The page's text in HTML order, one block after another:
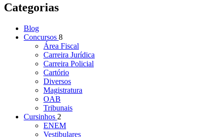
Categorias
Blog
Concursos 8
Área Fiscal
Carreira Jurídica
Carreira Policial
Cartório
Diversos
Magistratura
OAB
Tribunais
Cursinhos 2
ENEM
Vestibulares